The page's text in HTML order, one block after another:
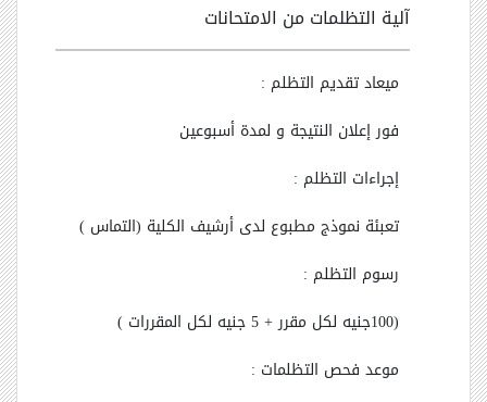
آلية التظلمات من الامتحانات
ميعاد تقديم التظلم :
فور إعلان النتيجة و لمدة أسبوعين
إجراءات التظلم :
تعبئة نموذج مطبوع لدى أرشيف الكلية (التماس )
رسوم التظلم :
(100جنيه لكل مقرر + 5 جنيه لكل المقررات )
موعد فحص التظلمات :